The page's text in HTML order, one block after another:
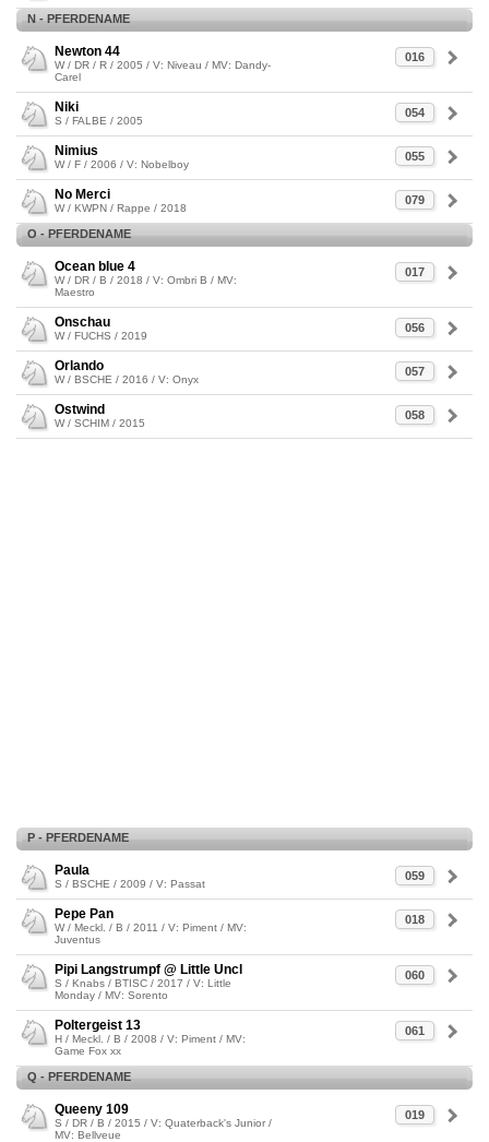
N - PFERDENAME
016
Newton 44
W / DR / R / 2005 / V: Niveau / MV: Dandy-
Carel
054
Niki
S / FALBE / 2005
055
Nimius
W / F / 2006 / V: Nobelboy
079
No Merci
W / KWPN / Rappe / 2018
O - PFERDENAME
017
Ocean blue 4
W / DR / B / 2018 / V: Ombri B / MV:
Maestro
056
Onschau
W / FUCHS / 2019
057
Orlando
W / BSCHE / 2016 / V: Onyx
058
Ostwind
W / SCHIM / 2015
P - PFERDENAME
059
Paula
S / BSCHE / 2009 / V: Passat
018
Pepe Pan
W / Meckl. / B / 2011 / V: Piment / MV:
Juventus
060
Pipi Langstrumpf @ Little Uncl
S / Knabs / BTISC / 2017 / V: Little
Monday / MV: Sorento
061
Poltergeist 13
H / Meckl. / B / 2008 / V: Piment / MV:
Game Fox xx
Q - PFERDENAME
019
Queeny 109
S / DR / B / 2015 / V: Quaterback's Junior /
MV: Bellveue